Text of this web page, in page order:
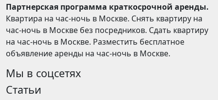
Партнерская программа краткосрочной аренды.
Квартира на час-ночь в Москве. Снять квартиру на
час-ночь в Москве без посредников. Сдать квартиру
на час-ночь в Москве. Разместить бесплатное
объявление аренды на час-ночь в Москве.
Мы в соцсетях
Статьи